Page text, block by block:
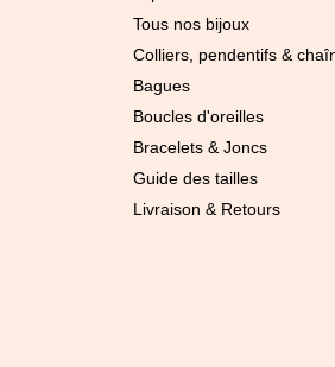
Tous nos bijoux
Colliers, pendentifs &
Bagues
Boucles d'oreilles
Bracelets & Joncs
Guide des tailles
Livraison & Retours